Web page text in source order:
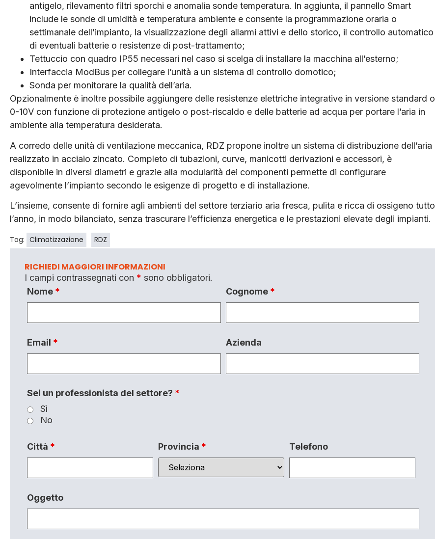
antigelo, rilevamento filtri sporchi e anomalia sonde temperatura. In aggiunta, il pannello Smart
include le sonde di umidità e temperatura ambiente e consente la programmazione oraria o
settimanale dell’impianto, la visualizzazione degli allarmi attivi e dello storico, il controllo automatico
di eventuali batterie o resistenze di post-trattamento;
Tettuccio con quadro IP55 necessari nel caso si scelga di installare la macchina all’esterno;
Interfaccia ModBus per collegare l’unità a un sistema di controllo domotico;
Sonda per monitorare la qualità dell’aria.
Opzionalmente è inoltre possibile aggiungere delle resistenze elettriche integrative in versione standard o
0-10V con funzione di protezione antigelo o post-riscaldo e delle batterie ad acqua per portare l’aria in
ambiente alla temperatura desiderata.
A corredo delle unità di ventilazione meccanica, RDZ propone inoltre un sistema di distribuzione dell’aria
realizzato in acciaio zincato. Completo di tubazioni, curve, manicotti derivazioni e accessori, è
disponibile in diversi diametri e grazie alla modularità dei componenti permette di configurare
agevolmente l’impianto secondo le esigenze di progetto e di installazione.
L’insieme, consente di fornire agli ambienti del settore terziario aria fresca, pulita e ricca di ossigeno tutto
l’anno, in modo bilanciato, senza trascurare l’efficienza energetica e le prestazioni elevate degli impianti.
Tag: Climatizzazione RDZ
RICHIEDI MAGGIORI INFORMAZIONI
I campi contrassegnati con * sono obbligatori.
Nome * Cognome *
Email * Azienda
Sei un professionista del settore? *
Sì
No
Città * Provincia * Telefono
Oggetto